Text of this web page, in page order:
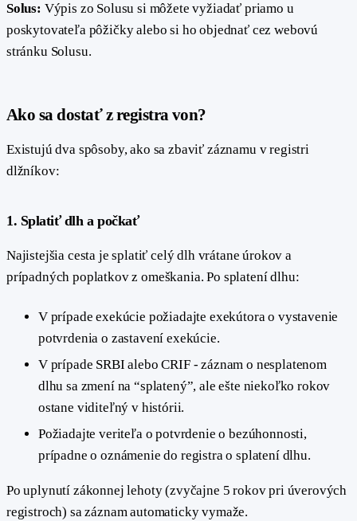
Solus: Výpis zo Solusu si môžete vyžiadať priamo u
poskytovateľa pôžičky alebo si ho objednať cez webovú
stránku Solusu.
Ako sa dostať z registra von?
Existujú dva spôsoby, ako sa zbaviť záznamu v registri
dlžníkov:
1. Splatiť dlh a počkať
Najistejšia cesta je splatiť celý dlh vrátane úrokov a
prípadných poplatkov z omeškania. Po splatení dlhu:
V prípade exekúcie požiadajte exekútora o vystavenie
potvrdenia o zastavení exekúcie.
V prípade SRBI alebo CRIF - záznam o nesplatenom
dlhu sa zmení na “splatený”, ale ešte niekoľko rokov
ostane viditeľný v histórii.
Požiadajte veriteľa o potvrdenie o bezúhonnosti,
prípadne o oznámenie do registra o splatení dlhu.
Po uplynutí zákonnej lehoty (zvyčajne 5 rokov pri úverových
registroch) sa záznam automaticky vymaže.